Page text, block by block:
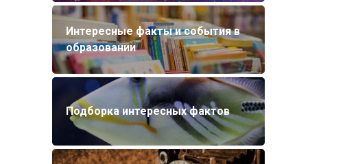
Интересные факты и события в
образовании
Подборка интересных фактов